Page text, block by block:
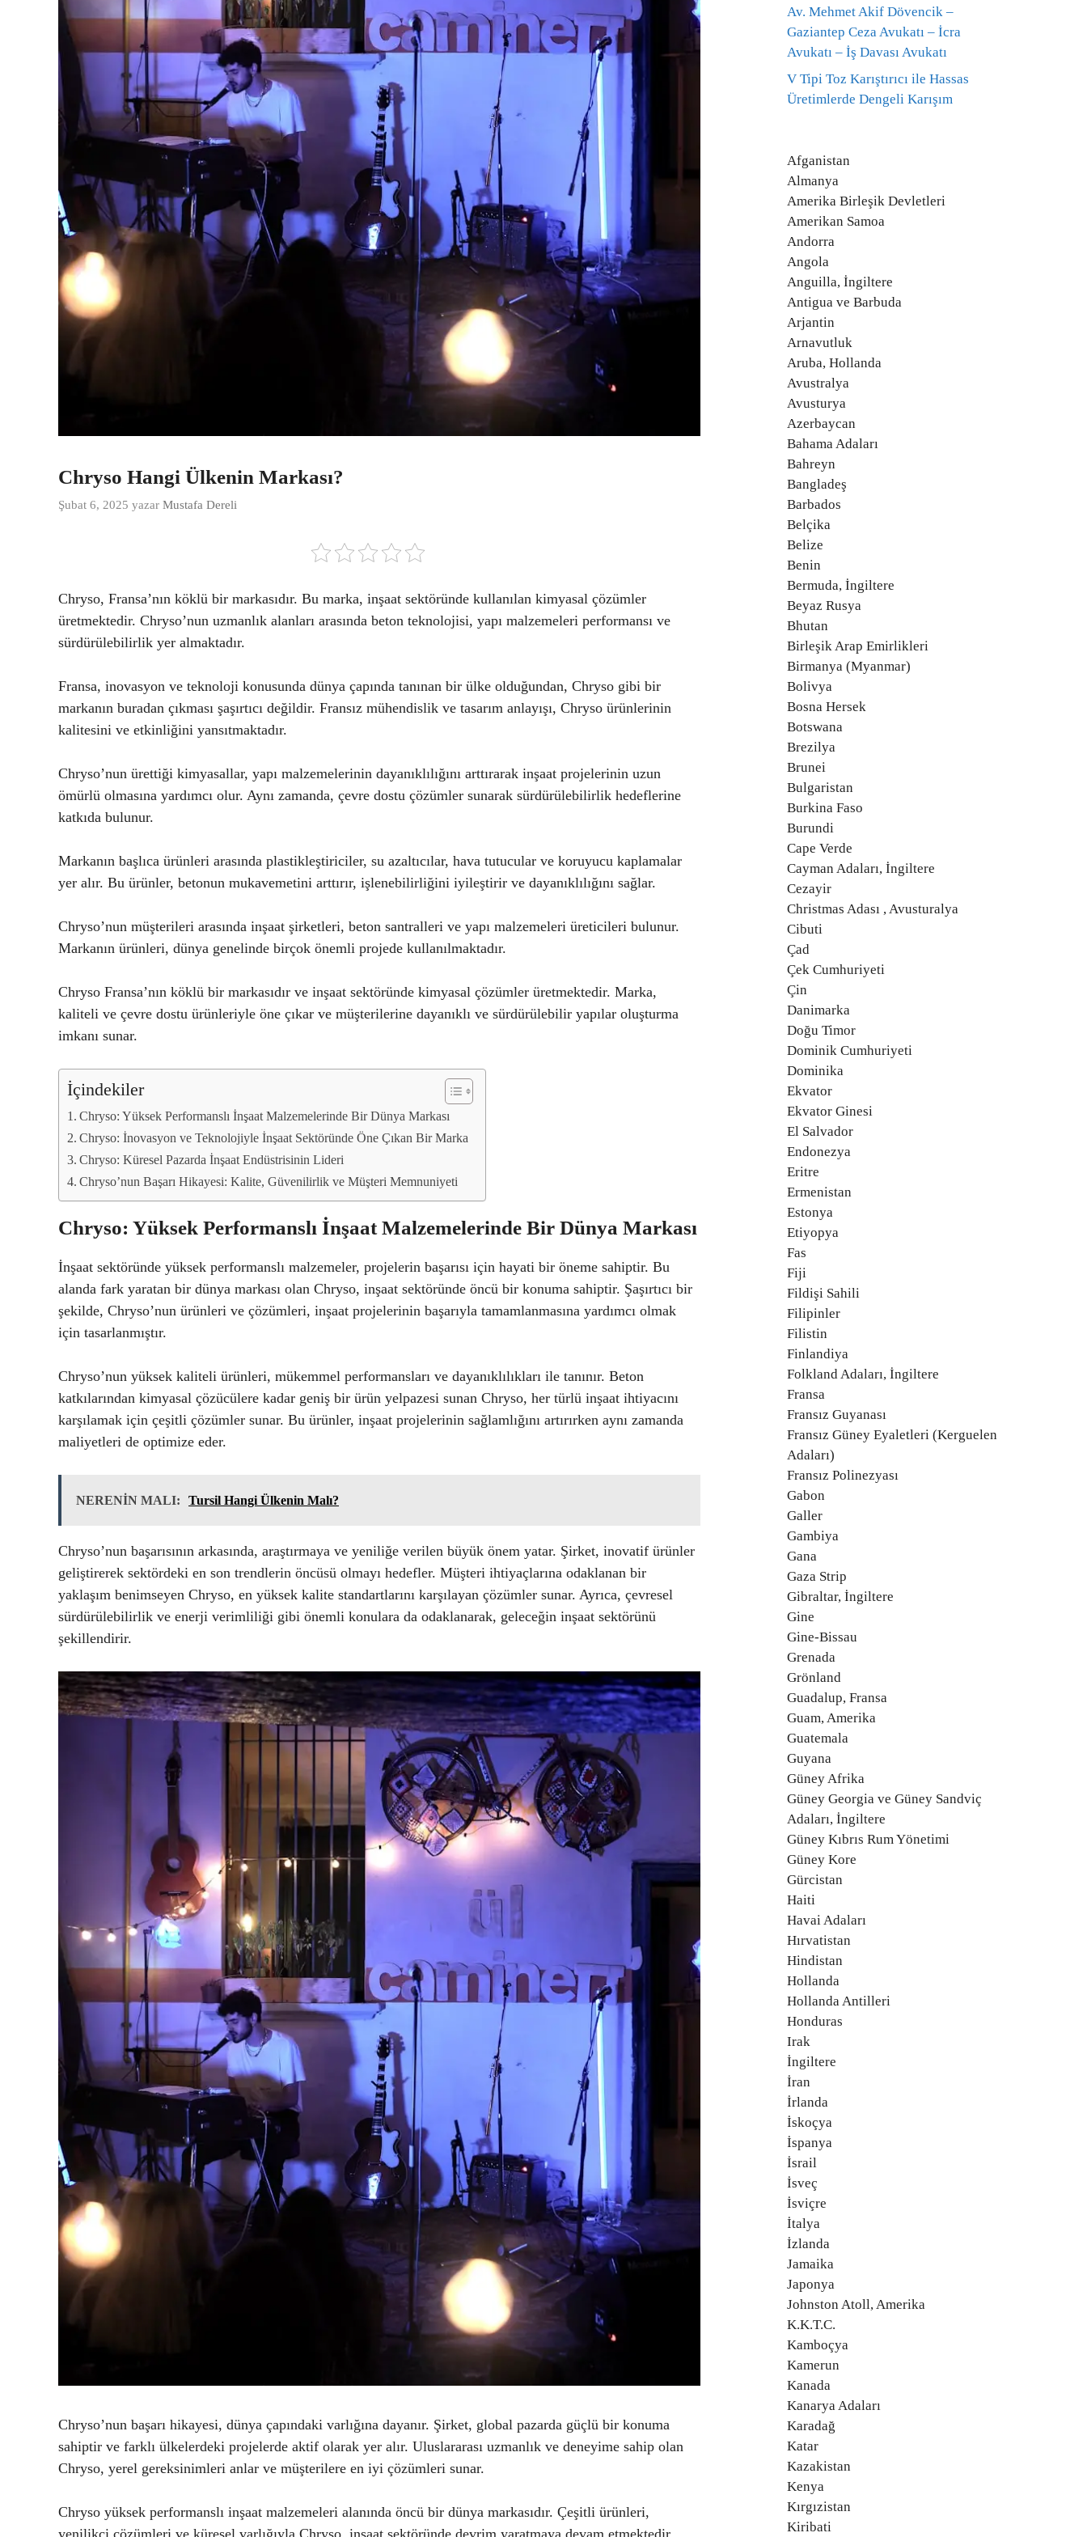
Chryso Hangi Ülkenin Markası?
Şubat 6, 2025 yazar Mustafa Dereli
Chryso, Fransa’nın köklü bir markasıdır. Bu marka, inşaat sektöründe kullanılan kimyasal çözümler
üretmektedir. Chryso’nun uzmanlık alanları arasında beton teknolojisi, yapı malzemeleri performansı ve
sürdürülebilirlik yer almaktadır.
Fransa, inovasyon ve teknoloji konusunda dünya çapında tanınan bir ülke olduğundan, Chryso gibi bir
markanın buradan çıkması şaşırtıcı değildir. Fransız mühendislik ve tasarım anlayışı, Chryso ürünlerinin
kalitesini ve etkinliğini yansıtmaktadır.
Chryso’nun ürettiği kimyasallar, yapı malzemelerinin dayanıklılığını arttırarak inşaat projelerinin uzun
ömürlü olmasına yardımcı olur. Aynı zamanda, çevre dostu çözümler sunarak sürdürülebilirlik hedeflerine
katkıda bulunur.
Markanın başlıca ürünleri arasında plastikleştiriciler, su azaltıcılar, hava tutucular ve koruyucu kaplamalar
yer alır. Bu ürünler, betonun mukavemetini arttırır, işlenebilirliğini iyileştirir ve dayanıklılığını sağlar.
Chryso’nun müşterileri arasında inşaat şirketleri, beton santralleri ve yapı malzemeleri üreticileri bulunur.
Markanın ürünleri, dünya genelinde birçok önemli projede kullanılmaktadır.
Chryso Fransa’nın köklü bir markasıdır ve inşaat sektöründe kimyasal çözümler üretmektedir. Marka,
kaliteli ve çevre dostu ürünleriyle öne çıkar ve müşterilerine dayanıklı ve sürdürülebilir yapılar oluşturma
imkanı sunar.
İçindekiler
Chryso: Yüksek Performanslı İnşaat Malzemelerinde Bir Dünya Markası
Chryso: İnovasyon ve Teknolojiyle İnşaat Sektöründe Öne Çıkan Bir Marka
Chryso: Küresel Pazarda İnşaat Endüstrisinin Lideri
Chryso’nun Başarı Hikayesi: Kalite, Güvenilirlik ve Müşteri Memnuniyeti
Chryso: Yüksek Performanslı İnşaat Malzemelerinde Bir Dünya Markası
İnşaat sektöründe yüksek performanslı malzemeler, projelerin başarısı için hayati bir öneme sahiptir. Bu
alanda fark yaratan bir dünya markası olan Chryso, inşaat sektöründe öncü bir konuma sahiptir. Şaşırtıcı bir
şekilde, Chryso’nun ürünleri ve çözümleri, inşaat projelerinin başarıyla tamamlanmasına yardımcı olmak
için tasarlanmıştır.
Chryso’nun yüksek kaliteli ürünleri, mükemmel performansları ve dayanıklılıkları ile tanınır. Beton
katkılarından kimyasal çözücülere kadar geniş bir ürün yelpazesi sunan Chryso, her türlü inşaat ihtiyacını
karşılamak için çeşitli çözümler sunar. Bu ürünler, inşaat projelerinin sağlamlığını artırırken aynı zamanda
maliyetleri de optimize eder.
NERENİN MALI: Tursil Hangi Ülkenin Malı?
Chryso’nun başarısının arkasında, araştırmaya ve yeniliğe verilen büyük önem yatar. Şirket, inovatif ürünler
geliştirerek sektördeki en son trendlerin öncüsü olmayı hedefler. Müşteri ihtiyaçlarına odaklanan bir
yaklaşım benimseyen Chryso, en yüksek kalite standartlarını karşılayan çözümler sunar. Ayrıca, çevresel
sürdürülebilirlik ve enerji verimliliği gibi önemli konulara da odaklanarak, geleceğin inşaat sektörünü
şekillendirir.
Chryso’nun başarı hikayesi, dünya çapındaki varlığına dayanır. Şirket, global pazarda güçlü bir konuma
sahiptir ve farklı ülkelerdeki projelerde aktif olarak yer alır. Uluslararası uzmanlık ve deneyime sahip olan
Chryso, yerel gereksinimleri anlar ve müşterilere en iyi çözümleri sunar.
Chryso yüksek performanslı inşaat malzemeleri alanında öncü bir dünya markasıdır. Çeşitli ürünleri,
Av. Mehmet Akif Dövencik –
Gaziantep Ceza Avukatı – İcra
Avukatı – İş Davası Avukatı
V Tipi Toz Karıştırıcı ile Hassas
Üretimlerde Dengeli Karışım
Afganistan
Almanya
Amerika Birleşik Devletleri
Amerikan Samoa
Andorra
Angola
Anguilla, İngiltere
Antigua ve Barbuda
Arjantin
Arnavutluk
Aruba, Hollanda
Avustralya
Avusturya
Azerbaycan
Bahama Adaları
Bahreyn
Bangladeş
Barbados
Belçika
Belize
Benin
Bermuda, İngiltere
Beyaz Rusya
Bhutan
Birleşik Arap Emirlikleri
Birmanya (Myanmar)
Bolivya
Bosna Hersek
Botswana
Brezilya
Brunei
Bulgaristan
Burkina Faso
Burundi
Cape Verde
Cayman Adaları, İngiltere
Cezayir
Christmas Adası , Avusturalya
Cibuti
Çad
Çek Cumhuriyeti
Çin
Danimarka
Doğu Timor
Dominik Cumhuriyeti
Dominika
Ekvator
Ekvator Ginesi
El Salvador
Endonezya
Eritre
Ermenistan
Estonya
Etiyopya
Fas
Fiji
Fildişi Sahili
Filipinler
Filistin
Finlandiya
Folkland Adaları, İngiltere
Fransa
Fransız Guyanası
Fransız Güney Eyaletleri (Kerguelen
Adaları)
Fransız Polinezyası
Gabon
Galler
Gambiya
Gana
Gaza Strip
Gibraltar, İngiltere
Gine
Gine-Bissau
Grenada
Grönland
Guadalup, Fransa
Guam, Amerika
Guatemala
Guyana
Güney Afrika
Güney Georgia ve Güney Sandviç
Adaları, İngiltere
Güney Kıbrıs Rum Yönetimi
Güney Kore
Gürcistan
Haiti
Havai Adaları
Hırvatistan
Hindistan
Hollanda
Hollanda Antilleri
Honduras
Irak
İngiltere
İran
İrlanda
İskoçya
İspanya
İsrail
İsveç
İsviçre
İtalya
İzlanda
Jamaika
Japonya
Johnston Atoll, Amerika
K.K.T.C.
Kamboçya
Kamerun
Kanada
Kanarya Adaları
Karadağ
Katar
Kazakistan
Kenya
Kırgızistan
Kiribati